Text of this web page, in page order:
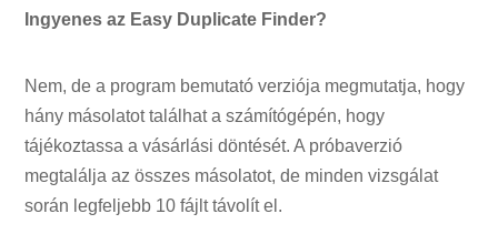
Ingyenes az Easy Duplicate Finder?
Nem, de a program bemutató verziója megmutatja, hogy
hány másolatot találhat a számítógépén, hogy
tájékoztassa a vásárlási döntését. A próbaverzió
megtalálja az összes másolatot, de minden vizsgálat
során legfeljebb 10 fájlt távolít el.